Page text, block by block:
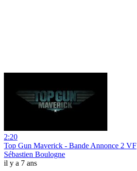
2:20
Top Gun Maverick - Bande Annonce 2 VF
Sébastien Boulogne
il y a 7 ans